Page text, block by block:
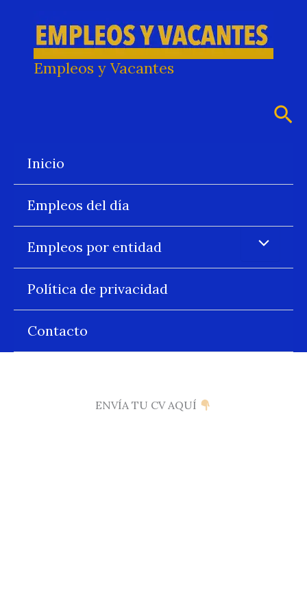
contenido
Empleos y Vacantes
Inicio
Empleos del día
Empleos por entidad
Política de privacidad
Contacto
ENVÍA TU CV AQUÍ